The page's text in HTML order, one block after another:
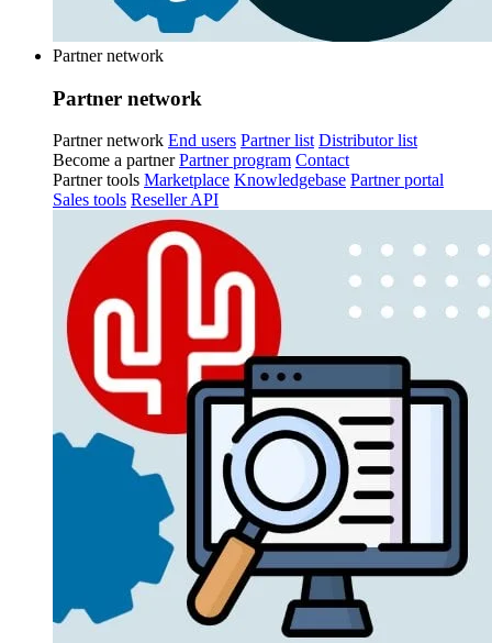
Partner network
Partner network
Partner network End users Partner list Distributor list
Become a partner Partner program Contact
Partner tools Marketplace Knowledgebase Partner portal
Sales tools Reseller API